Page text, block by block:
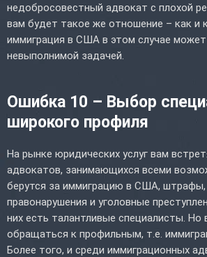
недобросовестный адвокат с плохой
вам будет такое же отношение – как и
иммиграция в США в этом случае
невыполнимой задачей.
Ошибка 10 – Выбор
широкого профиля
На рынке юридических услуг вам
адвокатов, занимающихся всеми
берутся за иммиграцию в США, штрафы,
правонарушения и уголовные
них есть талантливые специалисты. Но
обращаться к профильным, т.е.
Более того, и среди иммиграционных